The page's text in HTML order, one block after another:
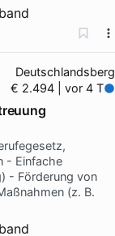
Deutschlandsberg
€ 2.494 | vor 4 T
- Einfache
- Förderung von
(z. B.